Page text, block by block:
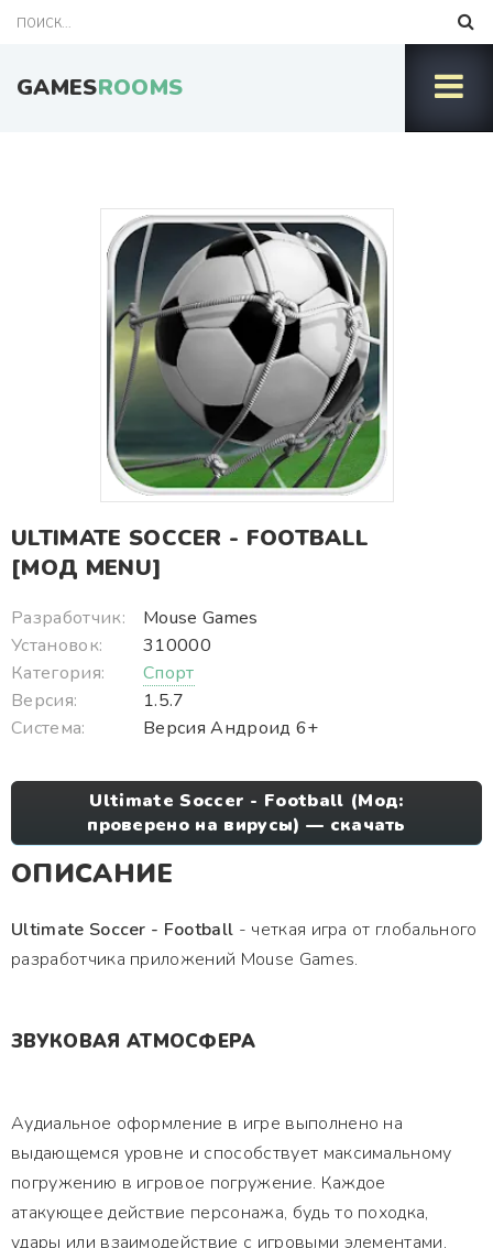
GAMESROOMS
ULTIMATE SOCCER - FOOTBALL
[МОД MENU]
Разработчик:
Mouse Games
Установок:
310000
Категория:
Спорт
Версия:
1.5.7
Система:
Версия Андроид 6+
Ultimate Soccer - Football (Мод:
проверено на вирусы) — скачать
ОПИСАНИЕ
Ultimate Soccer - Football - четкая игра от глобального
разработчика приложений Mouse Games.
ЗВУКОВАЯ АТМОСФЕРА
Аудиальное оформление в игре выполнено на
выдающемся уровне и способствует максимальному
погружению в игровое погружение. Каждое
атакующее действие персонажа, будь то походка,
удары или взаимодействие с игровыми элементами,